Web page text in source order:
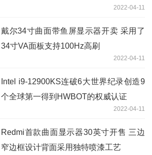
2022-04-11
戴尔34寸曲面带鱼屏显示器开卖 采用了
34寸VA面板支持100Hz高刷
2022-04-11
Intel i9-12900KS连破6大世界纪录创造9
个全球第一得到HWBOT的权威认证
2022-04-11
Redmi首款曲面显示器30英寸开售 三边
窄边框设计背面采用独特喷漆工艺